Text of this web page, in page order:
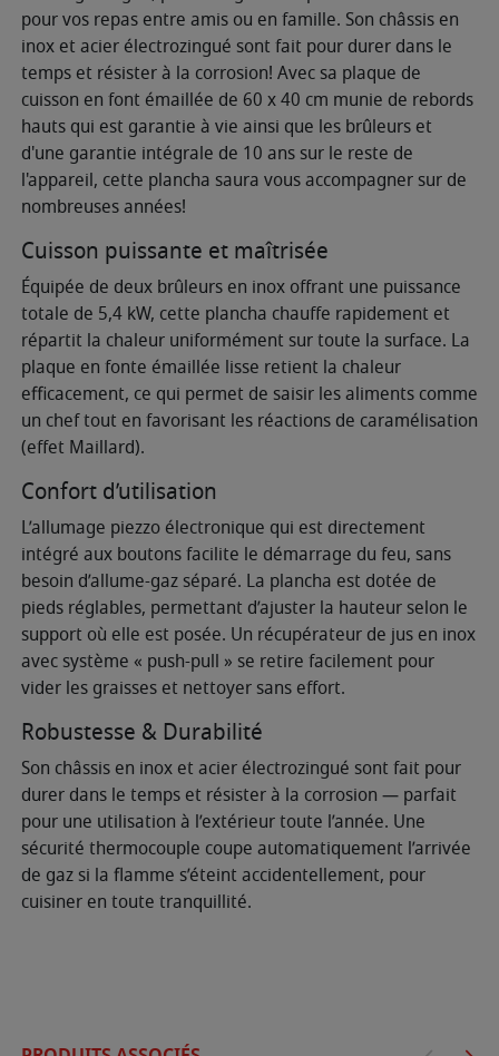
pour vos repas entre amis ou en famille. Son châssis en
inox et acier électrozingué sont fait pour durer dans le
temps et résister à la corrosion! Avec sa plaque de
cuisson en font émaillée de 60 x 40 cm munie de rebords
hauts qui est garantie à vie ainsi que les brûleurs et
d'une garantie intégrale de 10 ans sur le reste de
l'appareil, cette plancha saura vous accompagner sur de
nombreuses années!
Cuisson puissante et maîtrisée
Équipée de deux brûleurs en inox offrant une puissance
totale de 5,4 kW, cette plancha chauffe rapidement et
répartit la chaleur uniformément sur toute la surface. La
plaque en fonte émaillée lisse retient la chaleur
efficacement, ce qui permet de saisir les aliments comme
un chef tout en favorisant les réactions de caramélisation
(effet Maillard).
Confort d’utilisation
L’allumage piezzo électronique qui est directement
intégré aux boutons facilite le démarrage du feu, sans
besoin d’allume-gaz séparé. La plancha est dotée de
pieds réglables, permettant d’ajuster la hauteur selon le
support où elle est posée. Un récupérateur de jus en inox
avec système « push-pull » se retire facilement pour
vider les graisses et nettoyer sans effort.
Robustesse & Durabilité
Son châssis en inox et acier électrozingué sont fait pour
durer dans le temps et résister à la corrosion — parfait
pour une utilisation à l’extérieur toute l’année. Une
sécurité thermocouple coupe automatiquement l’arrivée
de gaz si la flamme s’éteint accidentellement, pour
cuisiner en toute tranquillité.